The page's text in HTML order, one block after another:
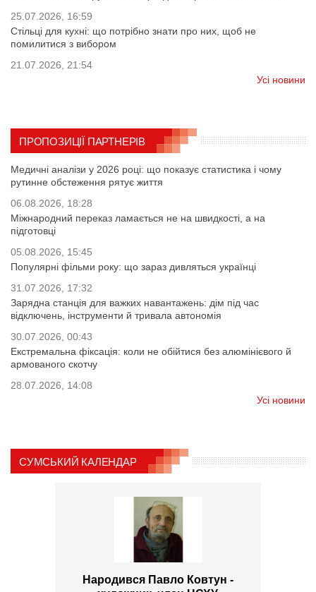
25.07.2026, 16:59
Стільці для кухні: що потрібно знати про них, щоб не
помилитися з вибором
21.07.2026, 21:54
Усі новини
ПРОПОЗИЦІЇ ПАРТНЕРІВ
Медичні аналізи у 2026 році: що показує статистика і чому
рутинне обстеження рятує життя
06.08.2026, 18:28
Міжнародний переказ ламається не на швидкості, а на
підготовці
05.08.2026, 15:45
Популярні фільми року: що зараз дивляться українці
31.07.2026, 17:32
Зарядна станція для важких навантажень: дім під час
відключень, інструменти й тривала автономія
30.07.2026, 00:43
Екстремальна фіксація: коли не обійтися без алюмінієвого й
армованого скотчу
28.07.2026, 14:08
Усі новини
СУМСЬКИЙ КАЛЕНДАР
Народився Павло Ковтун -